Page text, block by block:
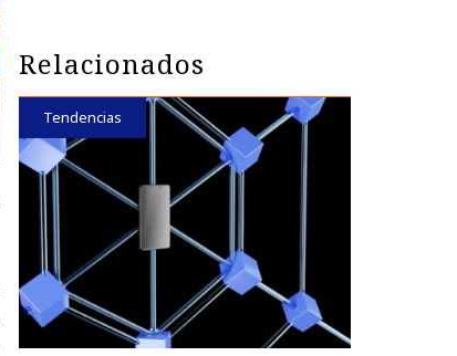
Relacionados
Tendencias